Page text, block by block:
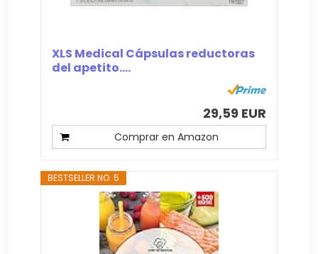
XLS Medical Cápsulas reductoras
del apetito....
29,59 EUR
Comprar en Amazon
BESTSELLER NO. 5